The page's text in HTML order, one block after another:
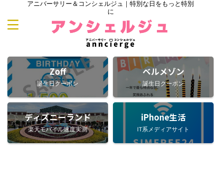
アニバーサリー＆コンシェルジュ｜特別な日をもっと特別
に
Zoff
誕生日クーポン
ベルメゾン
誕生日クーポン
ディズニーランド
楽天モバイル速度実測
iPhone生活
IT系メディアサイト